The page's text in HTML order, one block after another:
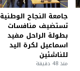
جامعة النجاح الوطنية
تستضيف منافسات
بطولة الراحل مفيد
اسماعيل لكرة اليد
للناشئين
منذ 48 دقيقة